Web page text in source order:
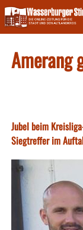
Skip
to
content
Amerang
Jubel beim
Siegtreffer im